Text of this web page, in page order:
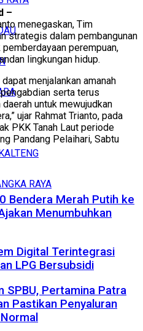
RAYA
–
menegaskan, Tim
strategis dalam pembangunan
perempuan,
lingkungan hidup.
menjalankan amanah
serta terus
untuk mewujudkan
ujar Rahmat Trianto, pada
PKK Tanah Laut periode
Pandang Pelaihari, Sabtu
Bendera Merah Putih ke
Menumbuhkan
Digital Terintegrasi
LPG Bersubsidi
SPBU, Pertamina Patra
Pastikan Penyaluran